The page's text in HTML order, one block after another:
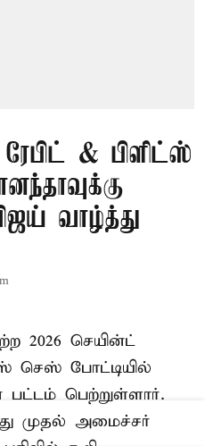
& பிளிட்ஸ்
வாழ்த்து
2026 செயின்ட்
செஸ் போட்டியில்
பட்டம் பெற்றுள்ளார்.
முதல் அமைச்சர்